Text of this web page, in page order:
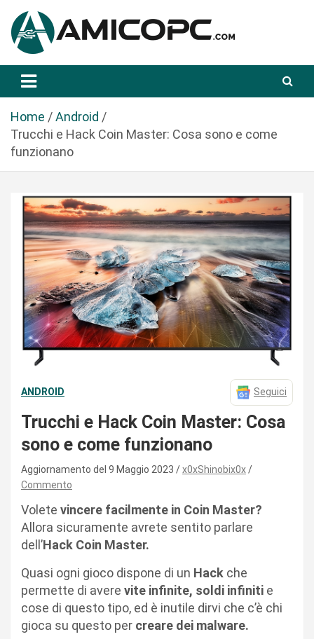
a
Amicopc.com
Home
Android
Trucchi e Hack Coin Master: Cosa sono e come
funzionano
ANDROID Seguici
Trucchi e Hack Coin Master: Cosa
sono e come funzionano
Aggiornamento del 9 Maggio 2023
x0xShinobix0x
Commento
Volete vincere facilmente in Coin Master?
Allora sicuramente avrete sentito parlare
dell’Hack Coin Master.
Quasi ogni gioco dispone di un Hack che
permette di avere vite infinite, soldi infiniti e
cose di questo tipo, ed è inutile dirvi che c’è chi
gioca su questo per creare dei malware.